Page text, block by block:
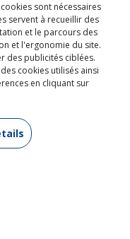
RÉSEAUX
sont nécessaires
servent à recueillir des
et le parcours des
et l'ergonomie du site.
des publicités ciblées.
cookies utilisés ainsi
en cliquant sur